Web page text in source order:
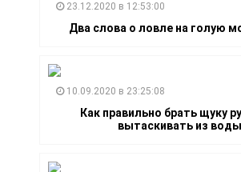
23.12.2020 в 12:53:00
Два слова о ловле на голую
10.09.2020 в 23:25:08
Как правильно брать щуку
вытаскивать из воды